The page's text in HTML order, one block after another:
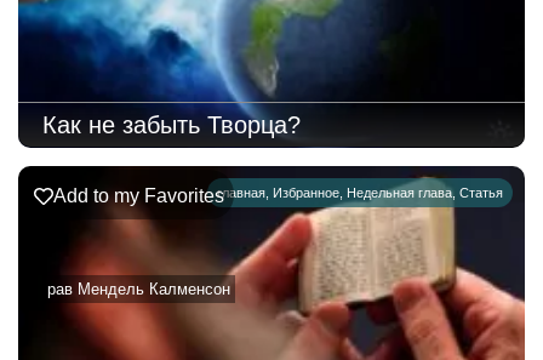
Как не забыть Творца?
главная, Избранное, Недельная глава, Статья
рав Мендель Калменсон
Add to my Favorites